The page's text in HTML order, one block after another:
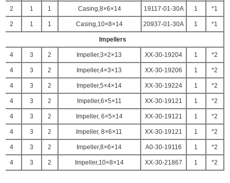
1*
1
19117-01-30A
Casing,8×6×14
1
1
2
1*
1
20937-01-30A
Casing,10×8×14
1
1
2
Impellers
2*
1
19204-XX-30
Impeller,3×2×13
2
3
4
2*
1
19206-XX-30
Impeller,4×3×13
2
3
4
2*
1
19224-XX-30
Impeller,5×4×14
2
3
4
2*
1
19121-XX-30
Impeller,6×5×11
2
3
4
2*
1
19121-XX-30
Impeller, 6×5×14
2
3
4
2*
1
19121-XX-30
Impeller, 8×6×11
2
3
4
2*
1
19116-A0-30
Impeller,8×6×14
2
3
4
2*
1
21867-XX-30
Impeller,10×8×14
2
3
4